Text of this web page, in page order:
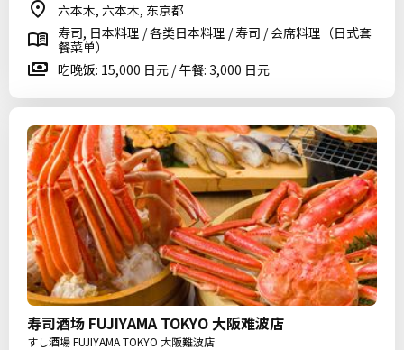
六本木, 六本木, 东京都
寿司, 日本料理 / 各类日本料理 / 寿司 / 会席料理（日式套
餐菜单）
吃晚饭: 15,000 日元 / 午餐: 3,000 日元
寿司酒场 FUJIYAMA TOKYO 大阪难波店
すし酒場 FUJIYAMA TOKYO 大阪難波店